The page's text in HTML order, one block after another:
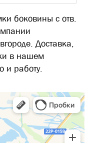
боковины с отв.
Доставка,
в нашем
и работу.